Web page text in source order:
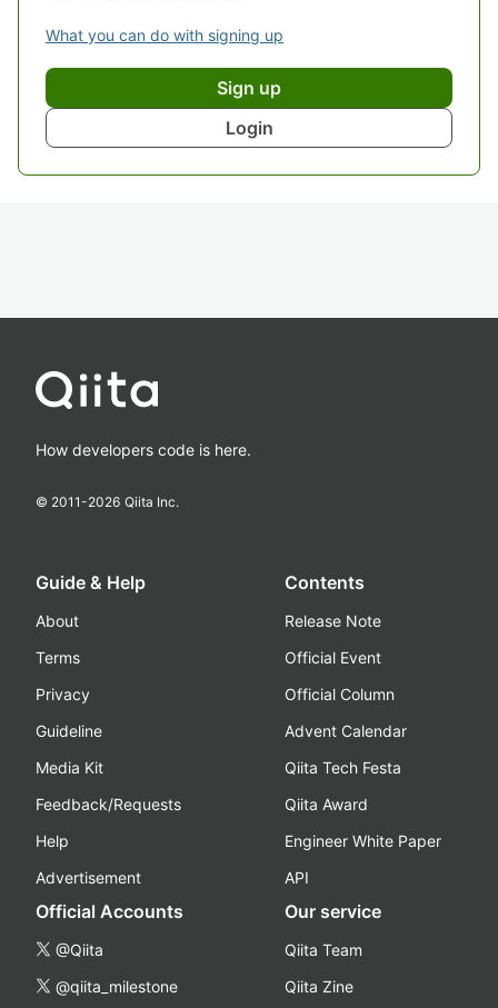
What you can do with signing up
Sign up
Login
How developers code is here.
© 2011-2026 Qiita Inc.
Guide & Help
About
Terms
Privacy
Guideline
Media Kit
Feedback/Requests
Help
Advertisement
Contents
Release Note
Official Event
Official Column
Advent Calendar
Qiita Tech Festa
Qiita Award
Engineer White Paper
API
Official Accounts
@Qiita
@qiita_milestone
Our service
Qiita Team
Qiita Zine